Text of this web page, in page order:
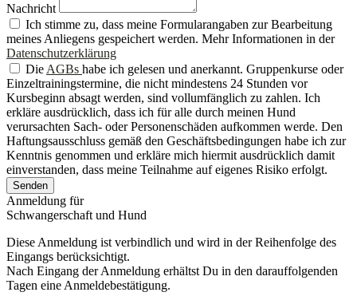
Nachricht
Ich stimme zu, dass meine Formularangaben zur Bearbeitung
meines Anliegens gespeichert werden. Mehr Informationen in der
Datenschutzerklärung
Die AGBs habe ich gelesen und anerkannt. Gruppenkurse oder
Einzeltrainingstermine, die nicht mindestens 24 Stunden vor
Kursbeginn absagt werden, sind vollumfänglich zu zahlen. Ich
erkläre ausdrücklich, dass ich für alle durch meinen Hund
verursachten Sach- oder Personenschäden aufkommen werde. Den
Haftungsausschluss gemäß den Geschäftsbedingungen habe ich zur
Kenntnis genommen und erkläre mich hiermit ausdrücklich damit
einverstanden, dass meine Teilnahme auf eigenes Risiko erfolgt.
Senden
Anmeldung für
Schwangerschaft und Hund
Diese Anmeldung ist verbindlich und wird in der Reihenfolge des
Eingangs berücksichtigt.
Nach Eingang der Anmeldung erhältst Du in den darauffolgenden
Tagen eine Anmeldebestätigung.